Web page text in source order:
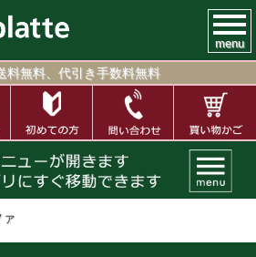
menu
料無料、代引き手数料無料